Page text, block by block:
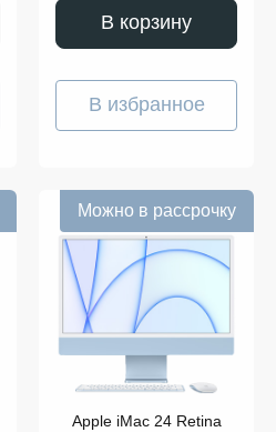
В корзину
В избранное
Можно в рассрочку
Apple iMac 24 Retina